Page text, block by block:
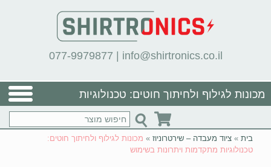
077-9979877 | info@shirtronics.co.il
מכונות לגילוף ולחיתוך חוטים: טכנולוגיות
מתקדמות ויתרונות בשימוש
בית » ציוד מעבדה – שירטרוניוז » מכונות לגילוף ולחיתוך חוטים:
טכנולוגיות מתקדמות ויתרונות בשימוש